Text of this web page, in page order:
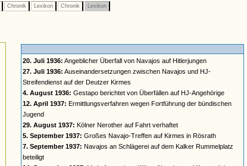
Chronik Lexikon Chronik Lexikon
20. Juli 1936: Angeblicher Überfall von Navajos auf Hitlerjungen
27. Juli 1936: Auseinandersetzungen zwischen Navajos und HJ-
Streifendienst auf der Deutzer Kirmes
4. August 1936: Gestapo berichtet von Überfällen auf HJ-Angehörige
12. April 1937: Ermittlungsverfahren wegen Fortführung der bündischen
Jugend
29. August 1937: Kölner Nerother auf Fahrt verhaftet
5. September 1937: Großes Navajo-Treffen auf Kirmes in Rösrath
7. September 1937: Navajos an Schlägerei auf dem Kalker Rummelplatz
beteiligt